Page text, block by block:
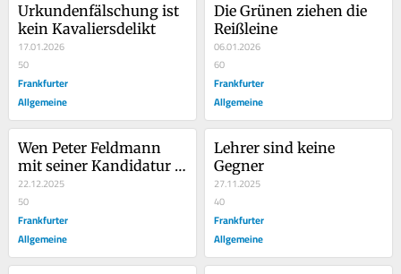
Urkundenfälschung ist
kein Kavaliersdelikt
17.01.2026
50
Frankfurter
Allgemeine
Die Grünen ziehen die
Reißleine
06.01.2026
60
Frankfurter
Allgemeine
Wen Peter Feldmann
mit seiner Kandidatur
schwächt
22.12.2025
50
Frankfurter
Allgemeine
Lehrer sind keine
Gegner
27.11.2025
40
Frankfurter
Allgemeine